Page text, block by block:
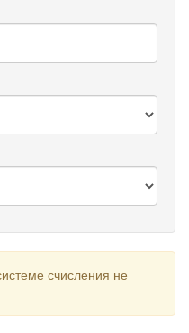
счисления не